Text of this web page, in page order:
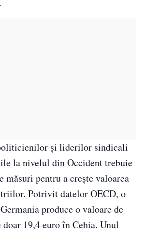
şi liderilor sindicali
la nivelul din Occident trebuie
măsuri pentru a creşte valoarea
Potrivit datelor OECD, o
produce o valoare de
doar 19,4 euro în Cehia. Unul